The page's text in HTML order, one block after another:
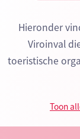
Hieronder
Viroinval
toeristische
Toon